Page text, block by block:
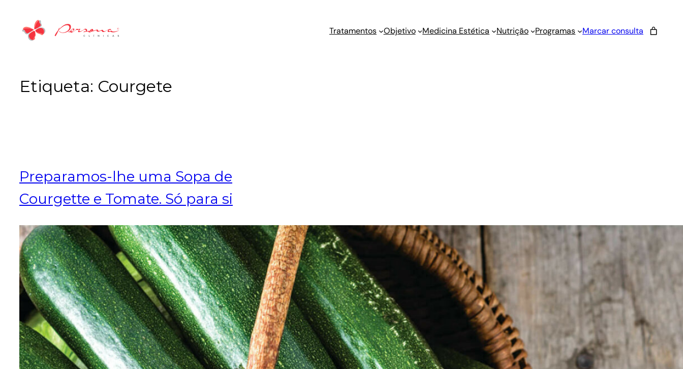
Tratamentos Objetivo Medicina Estética Nutrição Programas Marcar consulta
Etiqueta: Courgete
Preparamos-lhe uma Sopa de
Courgette e Tomate. Só para si